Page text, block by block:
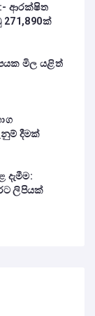
ආරක්ෂිත
මිල යළිත්
දීමක්
දැමීම:
ලිපියක්